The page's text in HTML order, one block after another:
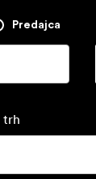
Predajca
trh